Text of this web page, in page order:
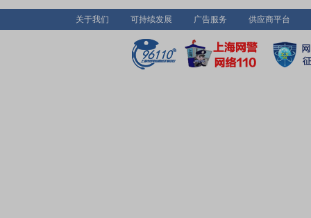
关于我们 可持续发展 广告服务 供应商平台